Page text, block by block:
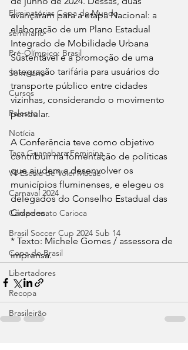
Eliminatórias Copa do Mundo
seminário
Pré-Olímpico: Brasil
Seminário
Cursos
Palestra
Notícia
Taça Guanabara Feminina
V4 Escola de Vôlei Macaé
Carnaval 2024
Campeonato Carioca
Brasil Soccer Cup 2024 Sub 14
Copa do Brasil
Libertadores
Recopa
Brasileirão
avançaram para a etapa Nacional: a
elaboração de um Plano Estadual
Integrado de Mobilidade Urbana
Sustentável e a promoção de uma
integração tarifária para usuários do
transporte público entre cidades
vizinhas, considerando o movimento
pendular.
A Conferência teve como objetivo
contribuir na fomentação de políticas
que ajudem a desenvolver os
municípios fluminenses, e elegeu os
delegados do Conselho Estadual das
Cidades.
* Texto: Michele Gomes / assessora de
imprensa.